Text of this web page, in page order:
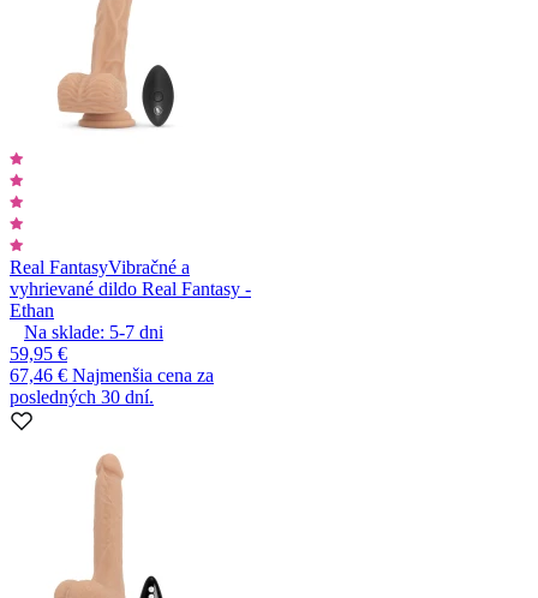
Real FantasyVibračné a
vyhrievané dildo Real Fantasy -
Ethan
Na sklade: 5-7 dni
59,95 €
67,46 € Najmenšia cena za
posledných 30 dní.